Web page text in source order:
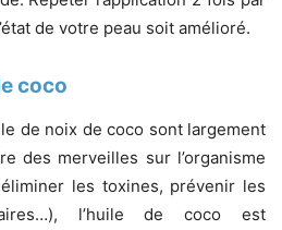
de votre peau soit amélioré.
coco
de noix de coco sont largement
des merveilles sur l’organisme
les toxines, prévenir les
l’huile de coco est